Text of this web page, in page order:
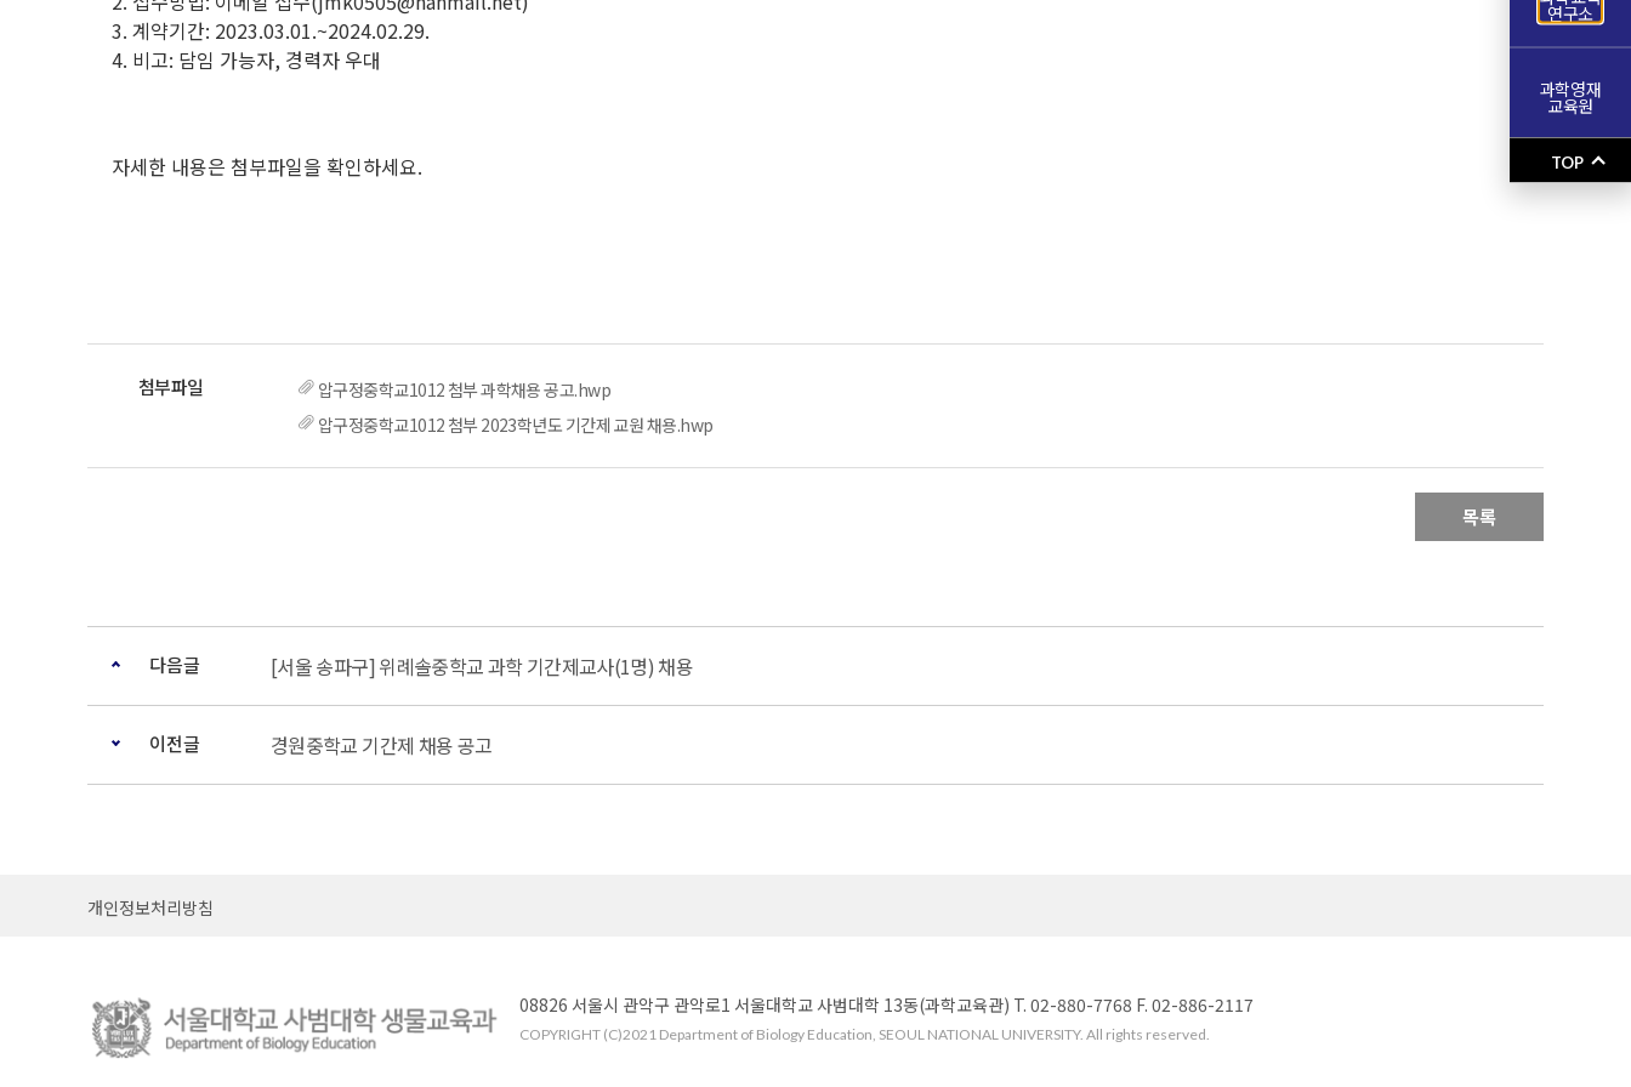
3. 계약기간: 2023.03.01.~2024.02.29.
4. 비고: 담임 가능자, 경력자 우대
자세한 내용은 첨부파일을 확인하세요.
압구정중학교1012 첨부 과학채용 공고.hwp
압구정중학교1012 첨부 2023학년도 기간제 교원 채용.hwp
목록
다음글 [서울 송파구] 위례솔중학교 과학 기간제교사(1명) 채용
이전글 경원중학교 기간제 채용 공고
개인정보처리방침
08826 서울시 관악구 관악로1 서울대학교 사범대학 13동(과학교육관) T. 02-880-7768 F. 02-886-2117
COPYRIGHT (C)2021 Department of Biology Education, SEOUL NATIONAL UNIVERSITY. All rights reserved.
연구소
과학영재
교육원
TOP